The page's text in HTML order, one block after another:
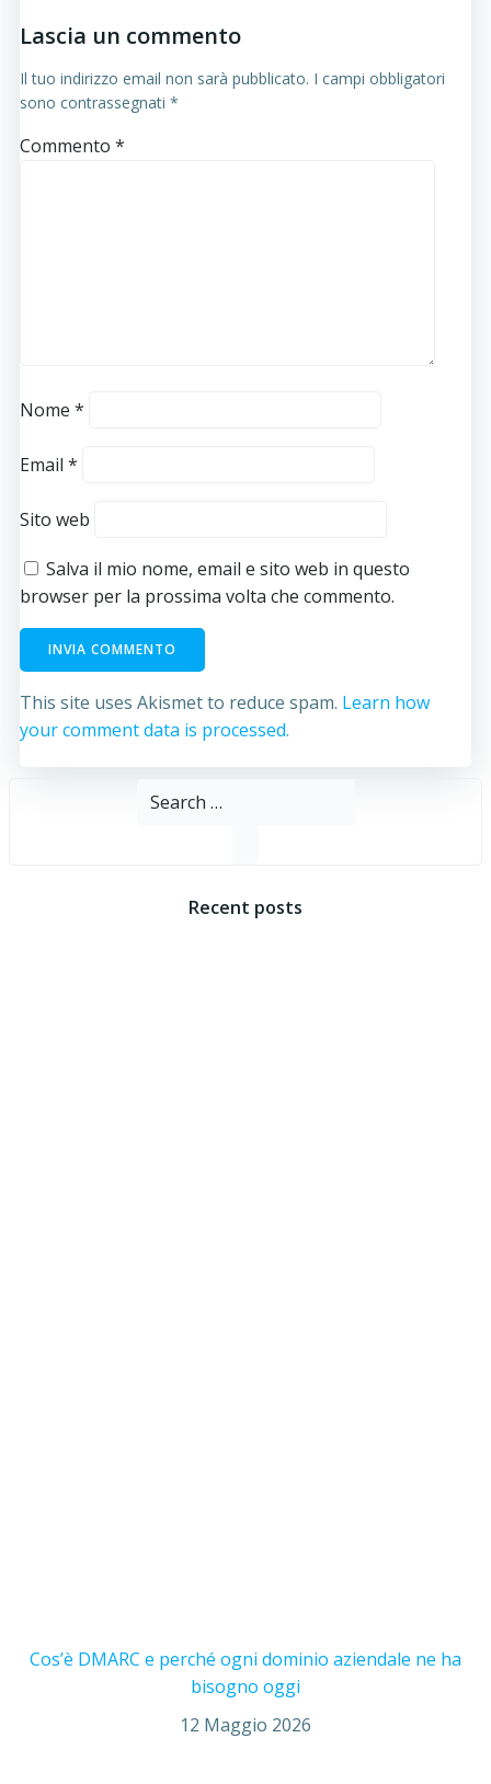
Lascia un commento
Il tuo indirizzo email non sarà pubblicato. I campi obbligatori
sono contrassegnati *
Commento *
Nome *
Email *
Sito web
Salva il mio nome, email e sito web in questo
browser per la prossima volta che commento.
This site uses Akismet to reduce spam. Learn how
your comment data is processed.
Search
Recent posts
Cos’è DMARC e perché ogni dominio aziendale ne ha
bisogno oggi
12 Maggio 2026